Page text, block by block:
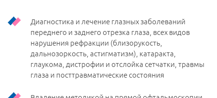
Диагностика и лечение глазных заболеваний
переднего и заднего отрезка глаза, всех видов
нарушения рефракции (близорукость,
дальнозоркость, астигматизм), катаракта,
глаукома, дистрофии и отслойка сетчатки, травмы
глаза и посттравматические состояния